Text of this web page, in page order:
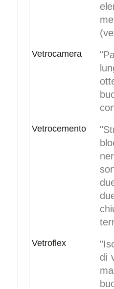
Vetrocamera
Vetrocemento
Vetroflex
di